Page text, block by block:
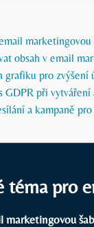
marketingovou
obsah v email
grafiku pro zvýšení
GDPR při vytváření
a kampaně
téma pro